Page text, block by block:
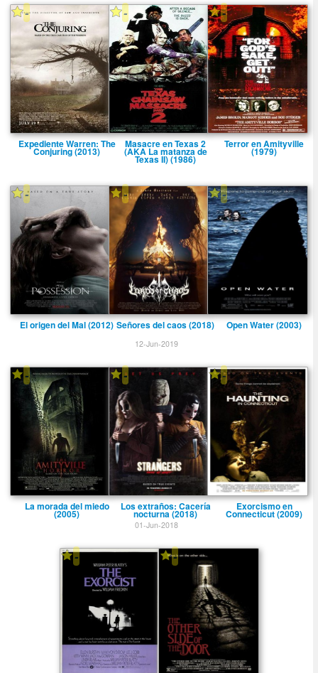
-
Expediente Warren: The
Conjuring (2013)
-
Masacre en Texas 2
(AKA La matanza de
Texas II) (1986)
-
Terror en Amityville
(1979)
-
El origen del Mal (2012)
-
Señores del caos (2018)
12-Jun-2019
-
Open Water (2003)
-
La morada del miedo
(2005)
-
Los extraños: Cacerí­a
nocturna (2018)
01-Jun-2018
-
Exorcismo en
Connecticut (2009)
- -